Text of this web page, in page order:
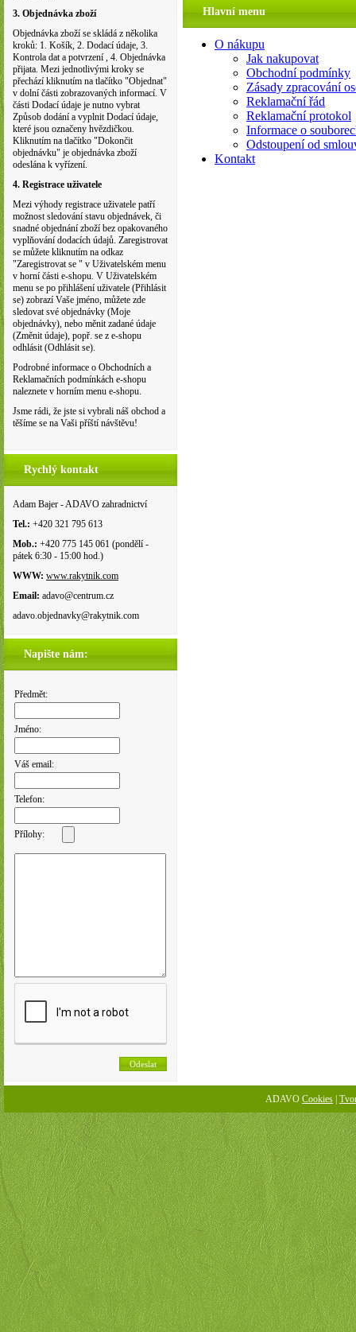
3. Objednávka zboží
Objednávka zboží se skládá z několika
kroků: 1. Košík, 2. Dodací údaje, 3.
Kontrola dat a potvrzení , 4. Objednávka
přijata. Mezi jednotlivými kroky se
přechází kliknutím na tlačítko "Objednat"
v dolní části zobrazovaných informací. V
části Dodací údaje je nutno vybrat
Způsob dodání a vyplnit Dodací údaje,
které jsou označeny hvězdičkou.
Kliknutím na tlačítko "Dokončit
objednávku" je objednávka zboží
odeslána k vyřízení.
4. Registrace uživatele
Mezi výhody registrace uživatele patří
možnost sledování stavu objednávek, či
snadné objednání zboží bez opakovaného
vyplňování dodacích údajů. Zaregistrovat
se můžete kliknutím na odkaz
"Zaregistrovat se " v Uživatelském menu
v horní části e-shopu. V Uživatelském
menu se po přihlášení uživatele (Přihlásit
se) zobrazí Vaše jméno, můžete zde
sledovat své objednávky (Moje
objednávky), nebo měnit zadané údaje
(Změnit údaje), popř. se z e-shopu
odhlásit (Odhlásit se).
Podrobné informace o Obchodních a
Reklamačních podmínkách e-shopu
naleznete v horním menu e-shopu.
Jsme rádi, že jste si vybrali náš obchod a
těšíme se na Vaši příští návštěvu!
Rychlý kontakt
Adam Bajer - ADAVO zahradnictví
Tel.: +420 321 795 613
Mob.: +420 775 145 061 (pondělí -
pátek 6:30 - 15:00 hod.)
WWW: www.rakytnik.com
Email: adavo@centrum.cz
adavo.objednavky@rakytnik.com
Napište nám:
Předmět:
Jméno:
Váš email:
Telefon:
Přílohy:
Hlavní menu
O nákupu
Jak nakupovat
Obchodní podmínky
Zásady zpracování
Reklamační řád
Reklamační protokol
Informace o
Odstoupení od
Kontakt
ADAVO Cookies